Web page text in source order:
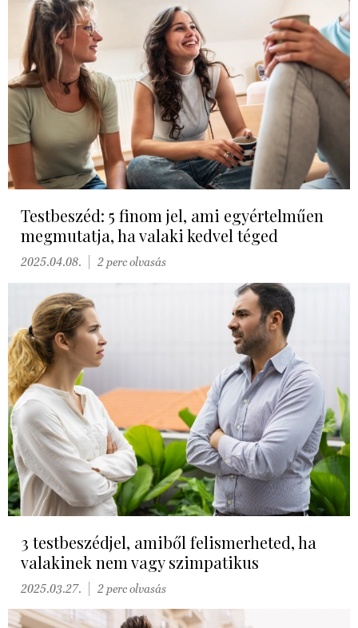
Testbeszéd: 5 finom jel, ami egyértelműen
megmutatja, ha valaki kedvel téged
2025.04.08. 2 perc olvasás
3 testbeszédjel, amiből felismerheted, ha
valakinek nem vagy szimpatikus
2025.03.27. 2 perc olvasás